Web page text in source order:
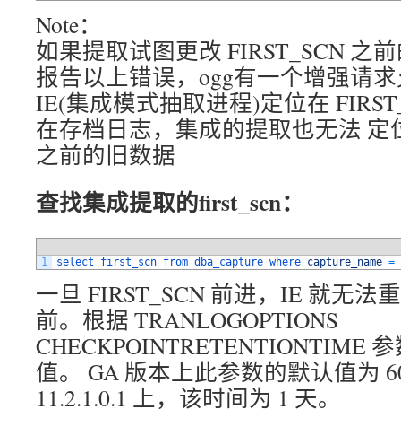
Note：
如果提取试图更改 FIRST_SCN 之
报告以上错误，ogg有一个增强请
IE(集成模式抽取进程)定位在
在存档日志，集成的提取也无法 定
之前的旧数据
查找集成提取的first_scn：
1 select first_scn from dba_capture where capture_name =
一旦 FIRST_SCN 前进，IE 就无法
前。根据 TRANLOGOPTIONS
CHECKPOINTRETENTIONTIME
值。 GA 版本上此参数的默认值为
11.2.1.0.1 上，该时间为 1 天。